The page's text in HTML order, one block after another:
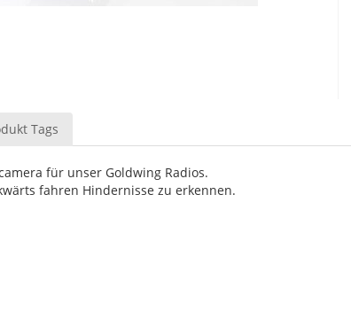
Tags
für unser Goldwing Radios.
fahren Hindernisse zu erkennen.